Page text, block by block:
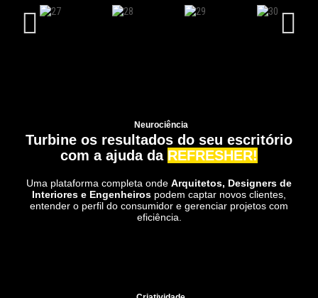
Neurociência
Turbine os resultados do seu escritório
com a ajuda da REFRESHER!
Uma plataforma completa onde Arquitetos, Designers de
Interiores e Engenheiros podem captar novos clientes,
entender o perfil do consumidor e gerenciar projetos com
eficiência.